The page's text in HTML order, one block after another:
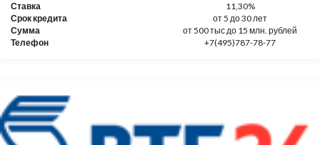
Ставка
11,30%
Срок кредита
от 5 до 30 лет
Сумма
от 500 тыс до 15 млн. рублей
Телефон
+7(495)787-78-77